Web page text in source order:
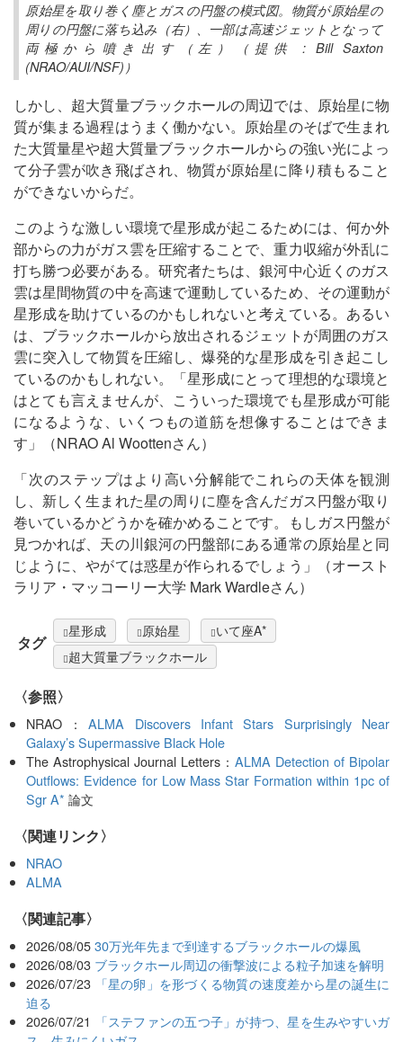
原始星を取り巻く塵とガスの円盤の模式図。物質が原始星の
周りの円盤に落ち込み（右）、一部は高速ジェットとなって
両極から噴き出す（左）（提供 : Bill Saxton
(NRAO/AUI/NSF)）
しかし、超大質量ブラックホールの周辺では、原始星に物
質が集まる過程はうまく働かない。原始星のそばで生まれ
た大質量星や超大質量ブラックホールからの強い光によっ
て分子雲が吹き飛ばされ、物質が原始星に降り積もること
ができないからだ。
このような激しい環境で星形成が起こるためには、何か外
部からの力がガス雲を圧縮することで、重力収縮が外乱に
打ち勝つ必要がある。研究者たちは、銀河中心近くのガス
雲は星間物質の中を高速で運動しているため、その運動が
星形成を助けているのかもしれないと考えている。あるい
は、ブラックホールから放出されるジェットが周囲のガス
雲に突入して物質を圧縮し、爆発的な星形成を引き起こし
ているのかもしれない。「星形成にとって理想的な環境と
はとても言えませんが、こういった環境でも星形成が可能
になるような、いくつもの道筋を想像することはできま
す」（NRAO Al Woottenさん）
「次のステップはより高い分解能でこれらの天体を観測
し、新しく生まれた星の周りに塵を含んだガス円盤が取り
巻いているかどうかを確かめることです。もしガス円盤が
見つかれば、天の川銀河の円盤部にある通常の原始星と同
じように、やがては惑星が作られるでしょう」（オースト
ラリア・マッコーリー大学 Mark Wardleさん）
タグ
星形成 原始星
いて座A*
超大質量ブラックホール
〈参照〉
NRAO：ALMA Discovers Infant Stars Surprisingly Near
Galaxy’s Supermassive Black Hole
The Astrophysical Journal Letters：ALMA Detection of Bipolar
Outflows: Evidence for Low Mass Star Formation within 1pc of
Sgr A* 論文
〈関連リンク〉
NRAO
ALMA
関連記事
2026/08/05 30万光年先まで到達するブラックホールの爆風
2026/08/03 ブラックホール周辺の衝撃波による粒子加速を解明
2026/07/23
「星の卵」を形づくる物質の速度差から星の誕生に
迫る
2026/07/21
「ステファンの五つ子」が持つ、星を生みやすいガ